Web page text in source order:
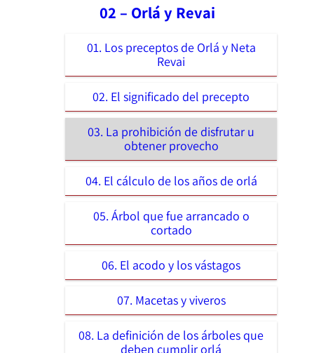
02 – Orlá y Revai
01. Los preceptos de Orlá y Neta
Revai
02. El significado del precepto
03. La prohibición de disfrutar u
obtener provecho
04. El cálculo de los años de orlá
05. Árbol que fue arrancado o
cortado
06. El acodo y los vástagos
07. Macetas y viveros
08. La definición de los árboles que
deben cumplir orlá